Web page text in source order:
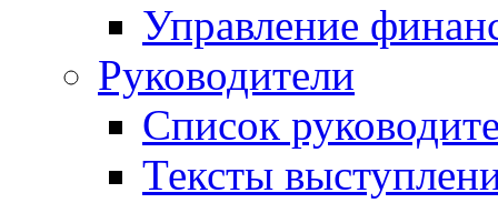
Управление
Руководители
Список
Тексты